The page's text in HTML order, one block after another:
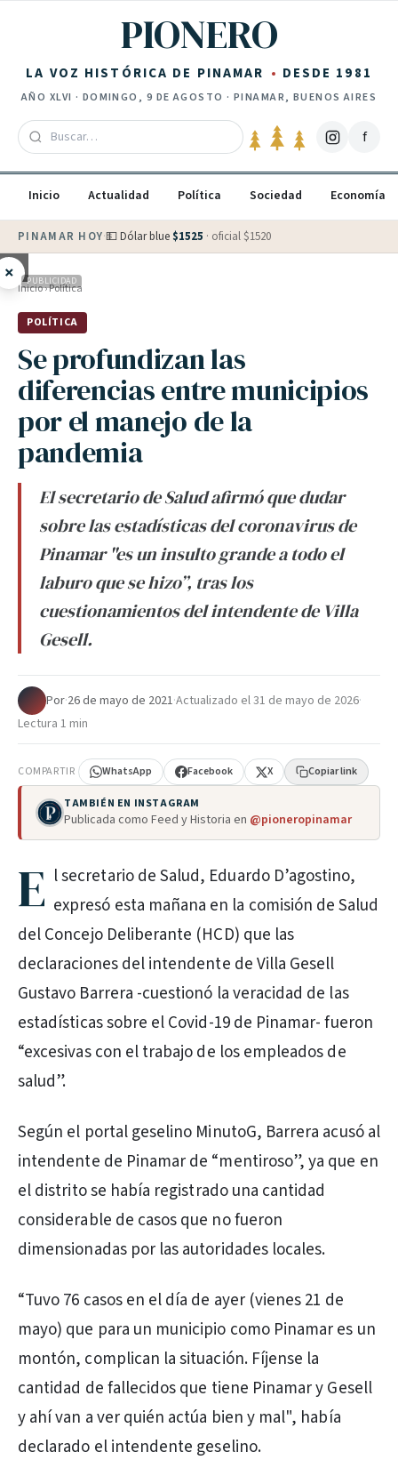
PIONERO
LA VOZ HISTÓRICA DE PINAMAR DESDE 1981
AÑO XLVI · DOMINGO, 9 DE AGOSTO · PINAMAR, BUENOS AIRES
f
Inicio Actualidad Política Sociedad Economía
PINAMAR HOY·💵 Dólar blue $1525 · oficial $1520
× PUBLICIDAD
Inicio›Política
POLÍTICA
Se profundizan las
diferencias entre municipios
por el manejo de la
pandemia
El secretario de Salud afirmó que dudar
sobre las estadísticas del coronavirus de
Pinamar "es un insulto grande a todo el
laburo que se hizo”, tras los
cuestionamientos del intendente de Villa
Gesell.
Por·26 de mayo de 2021·Actualizado el31 de mayo de 2026·
Lectura 1 min
COMPARTIR WhatsApp Facebook X Copiar link
TAMBIÉN EN INSTAGRAM
Publicada como Feed y Historia en @pioneropinamar
E l secretario de Salud, Eduardo D’agostino,
expresó esta mañana en la comisión de Salud
del Concejo Deliberante (HCD) que las
declaraciones del intendente de Villa Gesell
Gustavo Barrera -cuestionó la veracidad de las
estadísticas sobre el Covid-19 de Pinamar- fueron
“excesivas con el trabajo de los empleados de
salud”.
Según el portal geselino MinutoG, Barrera acusó al
intendente de Pinamar de “mentiroso”, ya que en
el distrito se había registrado una cantidad
considerable de casos que no fueron
dimensionadas por las autoridades locales.
“Tuvo 76 casos en el día de ayer (vienes 21 de
mayo) que para un municipio como Pinamar es un
montón, complican la situación. Fíjense la
cantidad de fallecidos que tiene Pinamar y Gesell
y ahí van a ver quién actúa bien y mal", había
declarado el intendente geselino.